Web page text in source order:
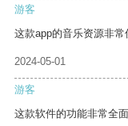
游客
这款app的音乐资源非常
2024-05-01
游客
这款软件的功能非常全